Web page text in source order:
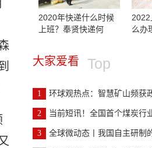
2020年快递什么时候
上班？奉贤快递何
2022
么办
大家爱看 Top
1 环球观热点：智慧矿山频获政策
2 当前短讯！全国首个煤炭行业工业
3 全球微动态丨我国自主研制的大型